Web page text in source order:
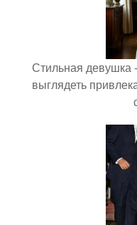
Стильная девушка
выглядеть